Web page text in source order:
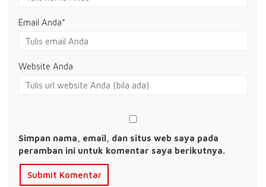
Email Anda*
Website Anda
Simpan nama, email, dan situs web saya pada
peramban ini untuk komentar saya berikutnya.